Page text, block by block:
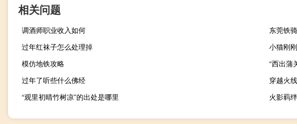
相关问题
调酒师职业收入如何
东莞铁
过年红袜子怎么处理掉
小猫刚
模仿地铁攻略
“西出蒲
过年了听些什么佛经
穿越火
“观里初晴竹树凉”的出处是哪里
火影羁